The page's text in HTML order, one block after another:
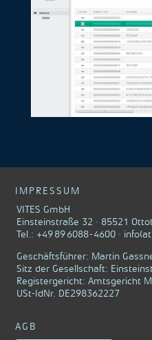
IMPRESSUM
VITES GmbH
Einsteinstraße 32 · 85521
Tel.: +49 89 6088 - 4600 ·
Geschäftsführer: Martin
Sitz der Gesellschaft:
Registergericht: Amtsgericht
USt-IdNr. DE298362227
AGB